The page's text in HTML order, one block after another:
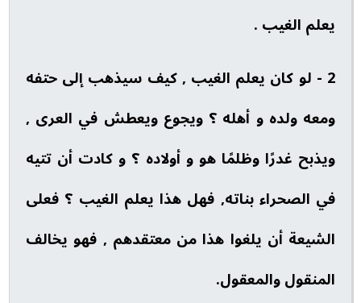
يعلم الغيب .
2 - لو كان يعلم الغيب , كيف سيذهب إلى حتفه
ومعه ولده و أهله ؟ ويجوع ويعطش في العرى ,
ويذبح غدرًا وظلمًا هو و أولاده ؟ و كادت أن تتيه
في الصحراء بناته, فهل هذا يعلم الغيب ؟ فعلى
الشيعة أن يلغوا هذا من معتقدهم , فهو يخالف
المنقول والمعقول.